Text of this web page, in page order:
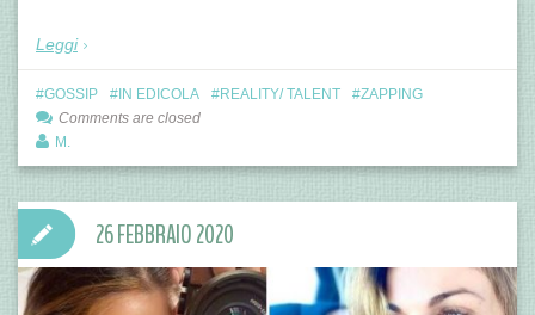
Leggi
GOSSIP IN EDICOLA REALITY/ TALENT
ZAPPING
Comments are closed
M.
26 FEBBRAIO 2020